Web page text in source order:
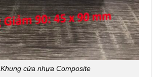
Khung cửa nhựa Composite